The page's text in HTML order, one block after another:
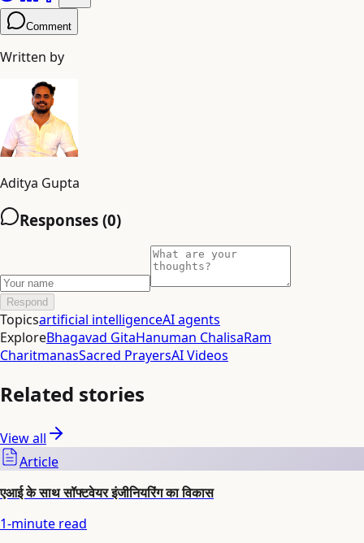
Comment
Written by
Aditya Gupta
Responses (0)
Respond
Topicsartificial intelligenceAI agents
ExploreBhagavad GitaHanuman ChalisaRam
CharitmanasSacred PrayersAI Videos
Related stories
View all
Article
एआई के साथ सॉफ्टवेयर इंजीनियरिंग का विकास
1-minute read